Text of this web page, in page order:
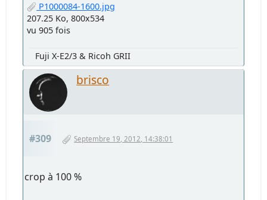
P1000084-1600.jpg
207.25 Ko, 800x534
vu 905 fois
Fuji X-E2/3 & Ricoh GRII
brisco
#309 Septembre 19, 2012, 14:38:01
crop à 100 %